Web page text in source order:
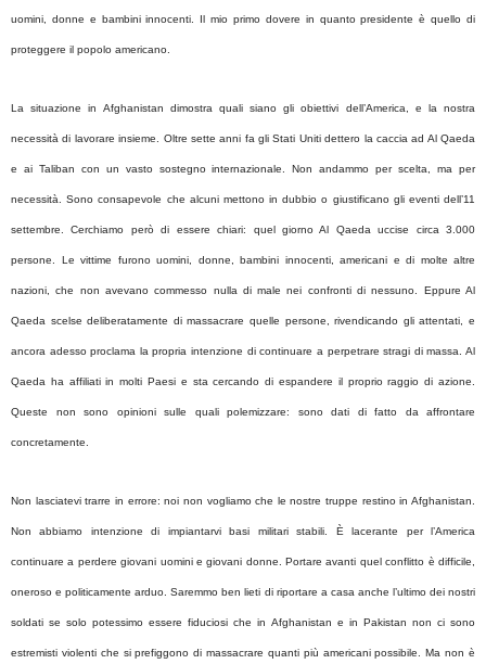
uomini, donne e bambini innocenti. Il mio primo dovere in quanto presidente è quello di
proteggere il popolo americano.
La situazione in Afghanistan dimostra quali siano gli obiettivi dell’America, e la nostra
necessità di lavorare insieme. Oltre sette anni fa gli Stati Uniti dettero la caccia ad Al Qaeda
e ai Taliban con un vasto sostegno internazionale. Non andammo per scelta, ma per
necessità. Sono consapevole che alcuni mettono in dubbio o giustificano gli eventi dell’11
settembre. Cerchiamo però di essere chiari: quel giorno Al Qaeda uccise circa 3.000
persone. Le vittime furono uomini, donne, bambini innocenti, americani e di molte altre
nazioni, che non avevano commesso nulla di male nei confronti di nessuno. Eppure Al
Qaeda scelse deliberatamente di massacrare quelle persone, rivendicando gli attentati, e
ancora adesso proclama la propria intenzione di continuare a perpetrare stragi di massa. Al
Qaeda ha affiliati in molti Paesi e sta cercando di espandere il proprio raggio di azione.
Queste non sono opinioni sulle quali polemizzare: sono dati di fatto da affrontare
concretamente.
Non lasciatevi trarre in errore: noi non vogliamo che le nostre truppe restino in Afghanistan.
Non abbiamo intenzione di impiantarvi basi militari stabili. È lacerante per l’America
continuare a perdere giovani uomini e giovani donne. Portare avanti quel conflitto è difficile,
oneroso e politicamente arduo. Saremmo ben lieti di riportare a casa anche l’ultimo dei nostri
soldati se solo potessimo essere fiduciosi che in Afghanistan e in Pakistan non ci sono
estremisti violenti che si prefiggono di massacrare quanti più americani possibile. Ma non è